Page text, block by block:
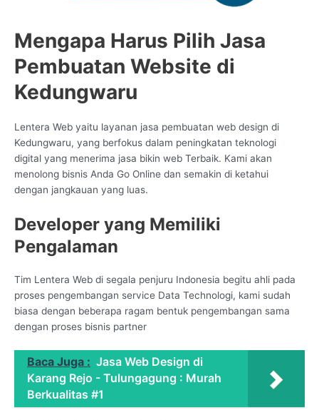
Mengapa Harus Pilih Jasa
Pembuatan Website di
Kedungwaru
Lentera Web yaitu layanan jasa pembuatan web design di
Kedungwaru, yang berfokus dalam peningkatan teknologi
digital yang menerima jasa bikin web Terbaik. Kami akan
menolong bisnis Anda Go Online dan semakin di ketahui
dengan jangkauan yang luas.
Developer yang Memiliki
Pengalaman
Tim Lentera Web di segala penjuru Indonesia begitu ahli pada
proses pengembangan service Data Technologi, kami sudah
biasa dengan beberapa ragam bentuk pengembangan sama
dengan proses bisnis partner
Baca Juga : Jasa Web Design di
Karang Rejo - Tulungagung : Murah
Berkualitas #1